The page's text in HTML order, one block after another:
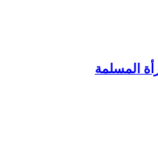
المسلمة